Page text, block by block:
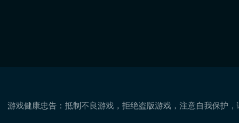
游戏健康忠告：抵制不良游戏，拒绝盗版游戏，注意自我保护